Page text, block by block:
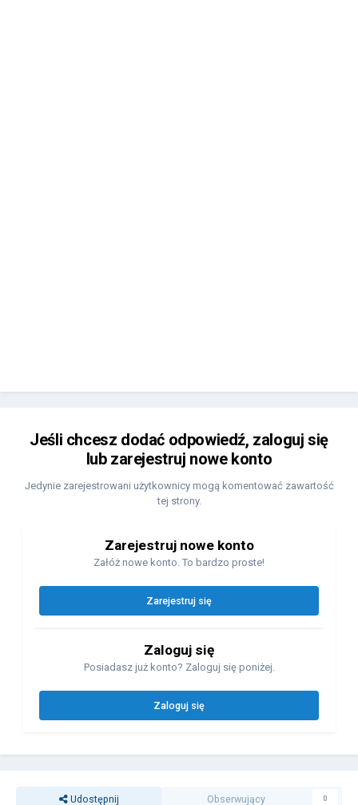
Jeśli chcesz dodać odpowiedź, zaloguj się
lub zarejestruj nowe konto
Jedynie zarejestrowani użytkownicy mogą komentować zawartość
tej strony.
Zarejestruj nowe konto
Załóż nowe konto. To bardzo proste!
Zarejestruj się
Zaloguj się
Posiadasz już konto? Zaloguj się poniżej.
Zaloguj się
Udostępnij Obserwujący 0